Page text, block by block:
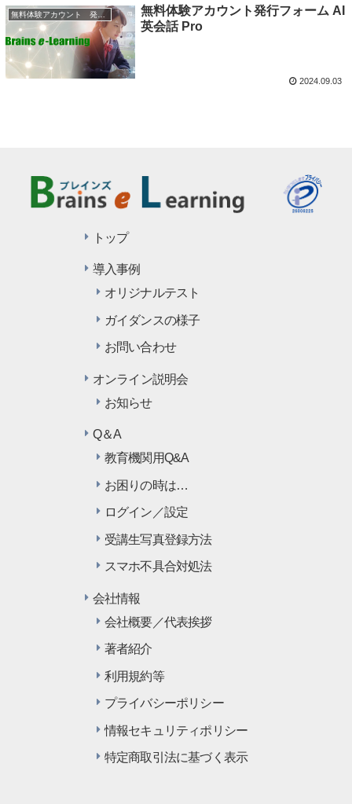
無料体験アカウント 発行フォーム
無料体験アカウント発行フォーム AI
英会話 Pro
2024.09.03
トップ
導入事例
オリジナルテスト
ガイダンスの様子
お問い合わせ
オンライン説明会
お知らせ
Q＆A
教育機関用Q&A
お困りの時は…
ログイン／設定
受講生写真登録方法
スマホ不具合対処法
会社情報
会社概要／代表挨拶
著者紹介
利用規約等
プライバシーポリシー
情報セキュリティポリシー
特定商取引法に基づく表示